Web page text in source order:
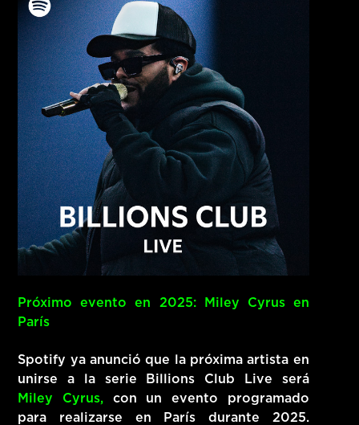
Próximo evento en 2025: Miley Cyrus en
París
Spotify ya anunció que la próxima artista en
unirse a la serie Billions Club Live será
Miley Cyrus, con un evento programado
para realizarse en
París durante 2025.